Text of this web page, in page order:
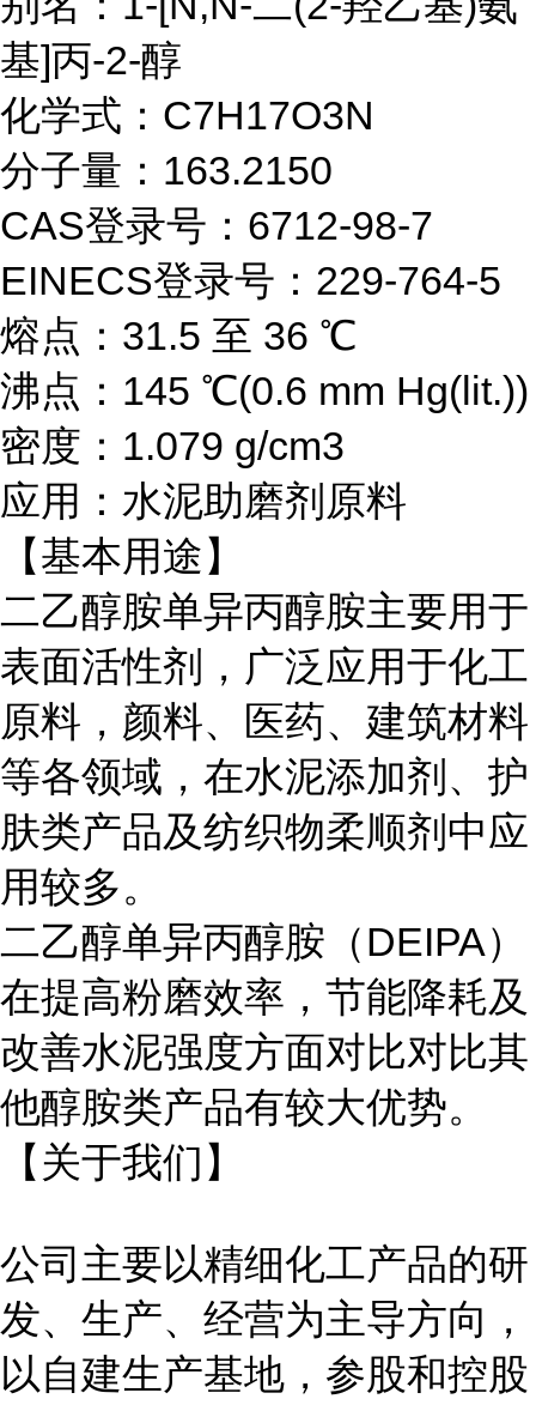
基]丙-2-醇
化学式：C7H17O3N
分子量：163.2150
CAS登录号：6712-98-7
EINECS登录号：229-764-5
熔点：31.5 至 36 ℃
沸点：145 ℃(0.6 mm Hg(lit.))
密度：1.079 g/cm3
应用：水泥助磨剂原料
【基本用途】
二乙醇胺单异丙醇胺主要用于
表面活性剂，广泛应用于化工
原料，颜料、医药、建筑材料
等各领域，在水泥添加剂、护
肤类产品及纺织物柔顺剂中应
用较多。
二乙醇单异丙醇胺（DEIPA）
在提高粉磨效率，节能降耗及
改善水泥强度方面对比对比其
他醇胺类产品有较大优势。
【关于我们】
公司主要以精细化工产品的研
发、生产、经营为主导方向，
以自建生产基地，参股和控股